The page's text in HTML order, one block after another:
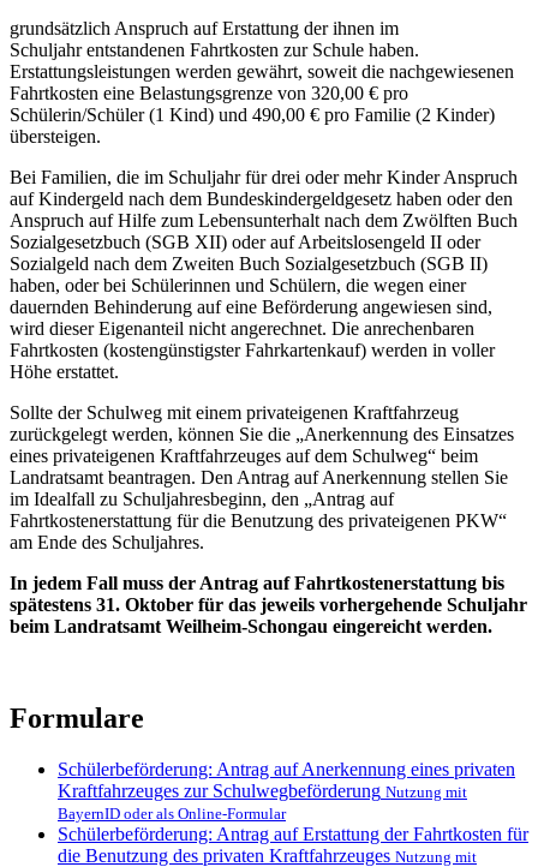
grundsätzlich Anspruch auf Erstattung der ihnen im
Schuljahr entstandenen Fahrtkosten zur Schule haben.
Erstattungsleistungen werden gewährt, soweit die nachgewiesenen
Fahrtkosten eine Belastungsgrenze von 320,00 € pro
Schülerin/Schüler (1 Kind) und 490,00 € pro Familie (2 Kinder)
übersteigen.
Bei Familien, die im Schuljahr für drei oder mehr Kinder Anspruch
auf Kindergeld nach dem Bundeskindergeldgesetz haben oder den
Anspruch auf Hilfe zum Lebensunterhalt nach dem Zwölften Buch
Sozialgesetzbuch (SGB XII) oder auf Arbeitslosengeld II oder
Sozialgeld nach dem Zweiten Buch Sozialgesetzbuch (SGB II)
haben, oder bei Schülerinnen und Schülern, die wegen einer
dauernden Behinderung auf eine Beförderung angewiesen sind,
wird dieser Eigenanteil nicht angerechnet. Die anrechenbaren
Fahrtkosten (kostengünstigster Fahrkartenkauf) werden in voller
Höhe erstattet.
Sollte der Schulweg mit einem privateigenen Kraftfahrzeug
zurückgelegt werden, können Sie die „Anerkennung des Einsatzes
eines privateigenen Kraftfahrzeuges auf dem Schulweg“ beim
Landratsamt beantragen. Den Antrag auf Anerkennung stellen Sie
im Idealfall zu Schuljahresbeginn, den „Antrag auf
Fahrtkostenerstattung für die Benutzung des privateigenen PKW“
am Ende des Schuljahres.
In jedem Fall muss der Antrag auf Fahrtkostenerstattung bis
spätestens 31. Oktober für das jeweils vorhergehende Schuljahr
beim Landratsamt Weilheim-Schongau eingereicht werden.
Formulare
Schülerbeförderung: Antrag auf Anerkennung eines privaten
Kraftfahrzeuges zur Schulwegbeförderung Nutzung mit
BayernID oder als Online-Formular
Schülerbeförderung: Antrag auf Erstattung der Fahrtkosten für
die Benutzung des privaten Kraftfahrzeuges Nutzung mit